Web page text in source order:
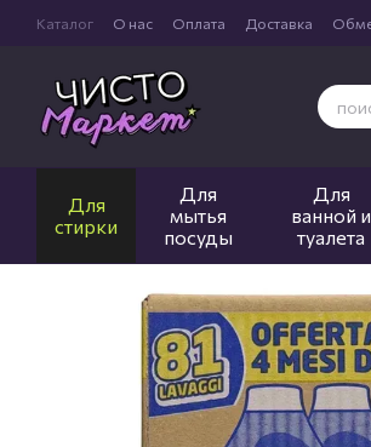
Перейти к основному контенту
Каталог О нас Оплата Доставка
Для
стирки
Для
мытья
посуды
Для
ванной и
туалета